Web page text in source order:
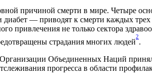
причиной смерти в мире. Четыре
и диабет — приводят к смерти каждых
привлечения не только сектора
страдания многих людей
2
.
Организации Объединенных Наций
прогресса в области